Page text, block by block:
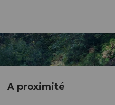
A proximité